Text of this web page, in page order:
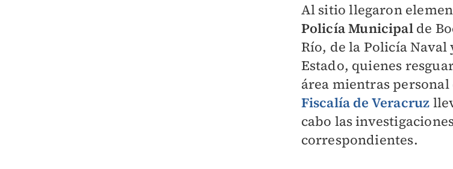
Al sitio llegaron
Policía Municipalde
Río, de la Policía Naval
Estado, quienes
área mientras personal
Fiscalía de Veracruz
cabo las
correspondientes.